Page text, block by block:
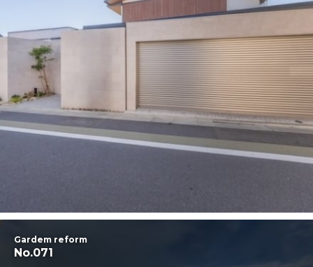
Gardem reform
No.071